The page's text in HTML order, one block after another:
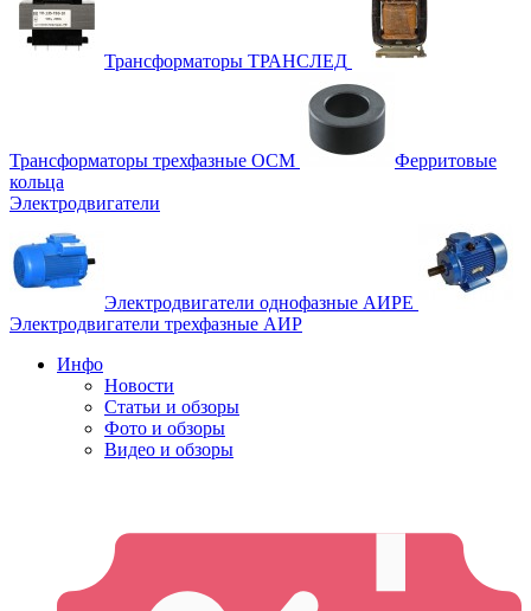
Трансформаторы ТРАНСЛЕД
Трансформаторы трехфазные ОСМ
Ферритовые
кольца
Электродвигатели
Электродвигатели однофазные АИРЕ
Электродвигатели трехфазные АИР
Инфо
Новости
Статьи и обзоры
Фото и обзоры
Видео и обзоры